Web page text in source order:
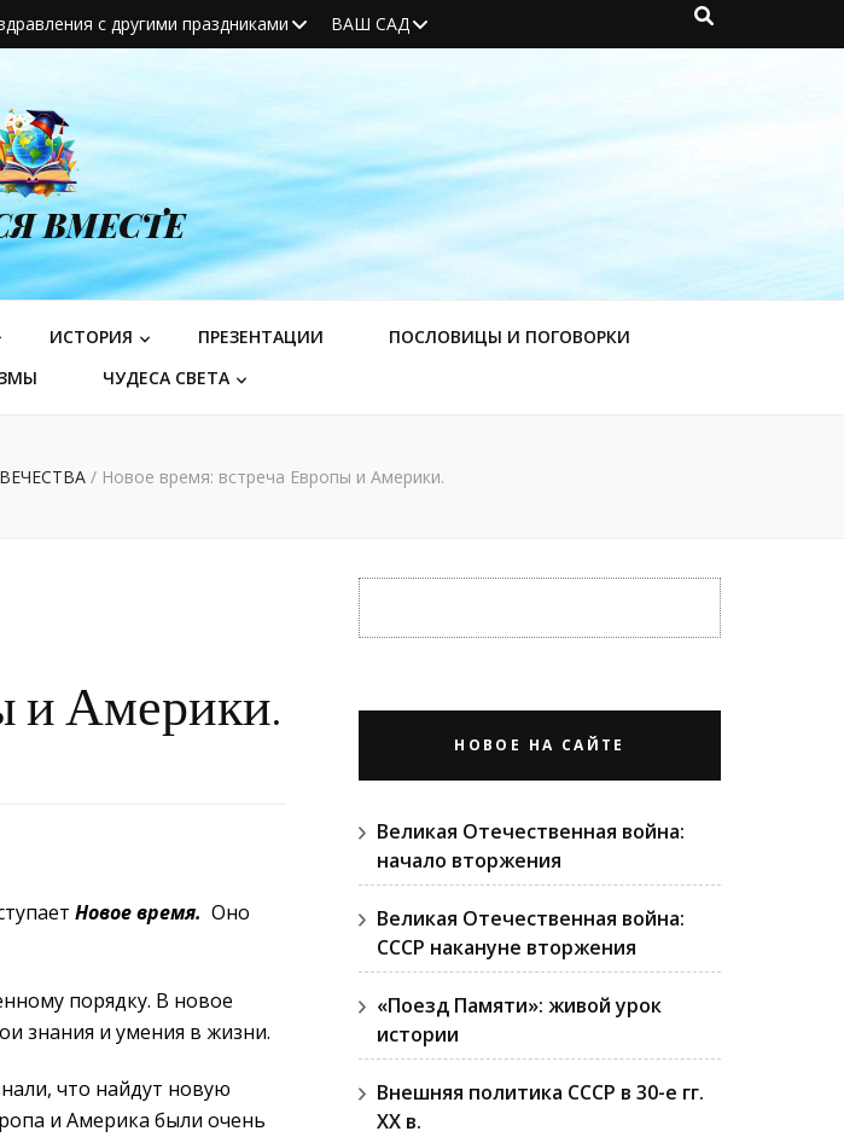
с другими праздниками ВАШ САД
ВМЕСТЕ
ИСТОРИЯ ПРЕЗЕНТАЦИИ
ПОСЛОВИЦЫ И ПОГОВОРКИ
ЧУДЕСА СВЕТА
/ Новое время: встреча Европы и Америки.
и Америки.
Новое время. Оно
порядку. В новое
знания и умения в жизни.
что найдут новую
и Америка были очень
НОВОЕ НА САЙТЕ
Великая Отечественная война:
начало вторжения
Великая Отечественная война:
СССР накануне вторжения
«Поезд Памяти»: живой урок
истории
Внешняя политика СССР в 30-е гг.
ХХ в.